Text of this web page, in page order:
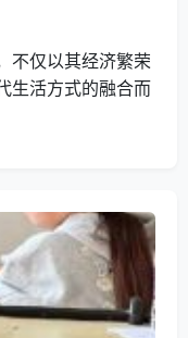
不仅以其经济繁荣
生活方式的融合而